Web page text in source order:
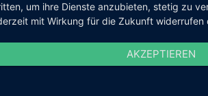
um ihre Dienste anzubieten, stetig zu
mit Wirkung für die Zukunft widerrufen
AKZEPTIEREN